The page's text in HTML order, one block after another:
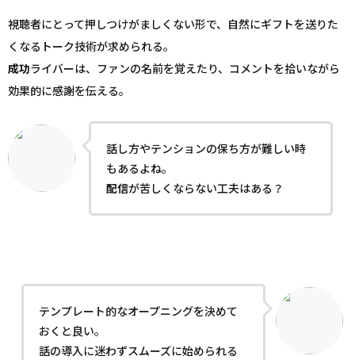
視聴者にとって押しつけがましくない形で、自然にギフトを送りた
くなるトーク技術が求められる。
成功ライバーは、ファンの名前を覚えたり、コメントを拾いながら
効果的に感謝を伝える。
話し方やテンションの保ち方が難しい時
もあるよね。
配信が苦しくならない工夫はある？
テンプレート的なオープニングを決めて
おくと良い。
話の導入に迷わずスムーズに始められる